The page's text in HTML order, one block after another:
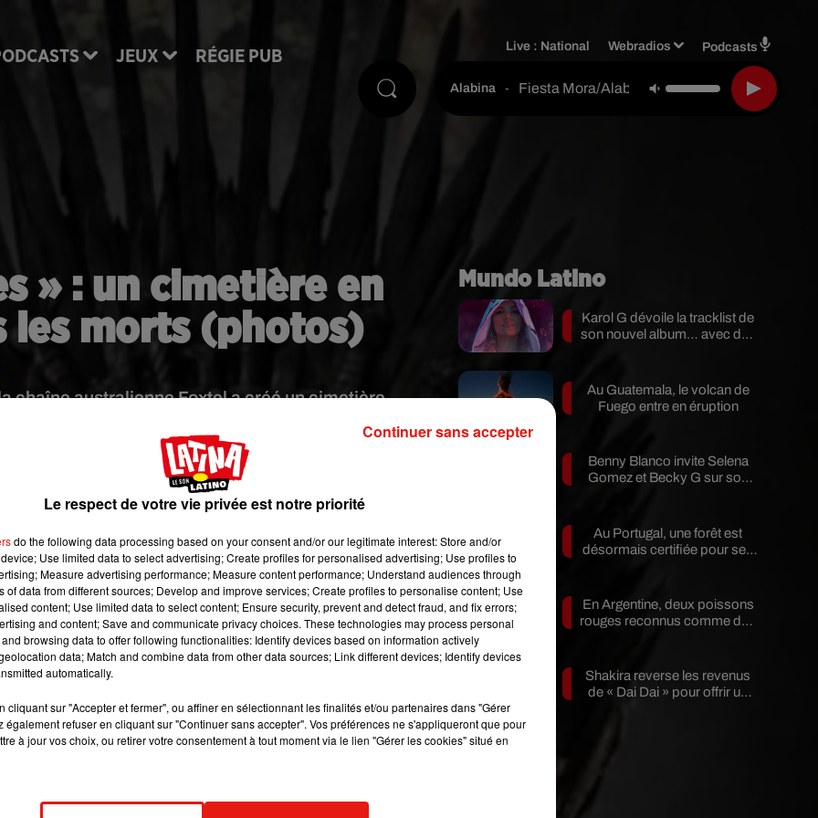
JEUX RÉGIE PUB
Live : National Webradios Podcasts
Alabina - Fiesta Mora/alabina
» : un cimetière en
les morts (photos)
chaîne australienne Foxtel a créé un cimetière
morts dans la série. Attention, si vous avez un
risquez de vous faire spoiler.
image:
Bolton, pourquoi pas, après tout ! En Australie, à Sidney,
dédié aux morts de la sérieGame of Thrones. Il faut dire
plus que la saison 8 bat son plein.
pay your respects at the Grave of Thrones!
#GoTFoxtelpic.twitter.com/kNBBkeNqTd
13 avril 2019
Sunday #GOTFoxtel #GOT
pic.twitter.com/st7GqoNsFY
(@CentParklands)12 avril 2019
(Ned, Catelyn, Talisa et Rickon ont perdu la vie), d’autres aux
Mundo Latino
Karol G dévoile la tracklist de
son nouvel album… avec des
Au Guatemala, le volcan de
Fuego entre en éruption
Benny Blanco invite Selena
Gomez et Becky G sur son
Au Portugal, une forêt est
désormais certifiée pour ses
En Argentine, deux poissons
rouges reconnus comme des
Shakira reverse les revenus
de « Dai Dai » pour offrir un
Le respect de votre vie privée est notre priorité
do the following data processing based on your consent and/or our legitimate interest: Store and/or
Use limited data to select advertising; Create profiles for personalised advertising; Use profiles to
Measure advertising performance; Measure content performance; Understand audiences through
of data from different sources; Develop and improve services; Create profiles to personalise content; Use
content; Use limited data to select content; Ensure security, prevent and detect fraud, and fix errors;
and content; Save and communicate privacy choices. These technologies may process personal
browsing data to offer following functionalities: Identify devices based on information actively
data; Match and combine data from other data sources; Link different devices; Identify devices
automatically.
cliquant sur "Accepter et fermer", ou affiner en sélectionnant les finalités et/ou partenaires dans "Gérer
également refuser en cliquant sur "Continuer sans accepter". Vos préférences ne s'appliqueront que pour
à jour vos choix, ou retirer votre consentement à tout moment via le lien "Gérer les cookies" situé en
Continuer sans accepter